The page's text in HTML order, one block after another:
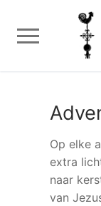
naar
inhoud
Op elke
extra
naar
van